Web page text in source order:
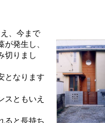
、今まで
発生し、
切りまし
となります
スともいえ
ると長持ち